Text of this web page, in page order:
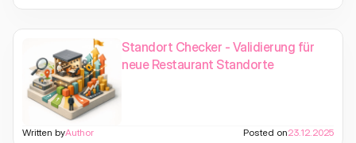
Standort Checker - Validierung für
neue Restaurant Standorte
Written byAuthor Posted on23.12.2025